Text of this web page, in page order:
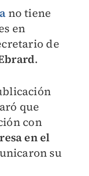
no tiene
en
de
.
que
con
en el
su